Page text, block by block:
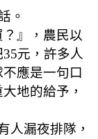
。
』，農民以
元，許多人
應是一句口
地的給予，
人漏夜排隊，